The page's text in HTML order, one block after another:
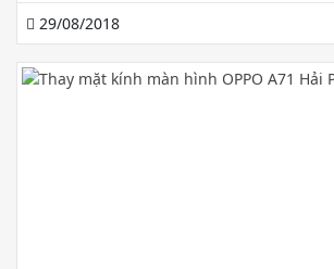
vụ hoàn hảo nhất.
29/08/2018